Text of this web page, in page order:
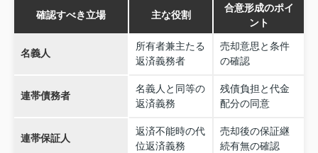
確認すべき立場 主な役割
合意形成のポイ
ント
名義人
所有者兼主たる
返済義務者
売却意思と条件
の確認
連帯債務者
名義人と同等の
返済義務
残債負担と代金
配分の同意
連帯保証人
返済不能時の代
位返済義務
売却後の保証継
続有無の確認